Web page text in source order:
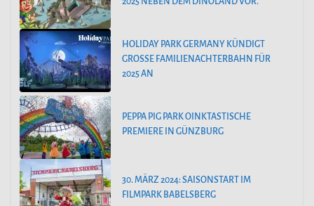
HOLIDAY PARK GERMANY KÜNDIGT
GROSSE FAMILIENACHTERBAHN FÜR 2
025 AN
PEPPA PIG PARK OINKTASTISCHE
PREMIERE IN GÜNZBURG
30. MÄRZ 2024: SAISONSTART IM
FILMPARK BABELSBERG